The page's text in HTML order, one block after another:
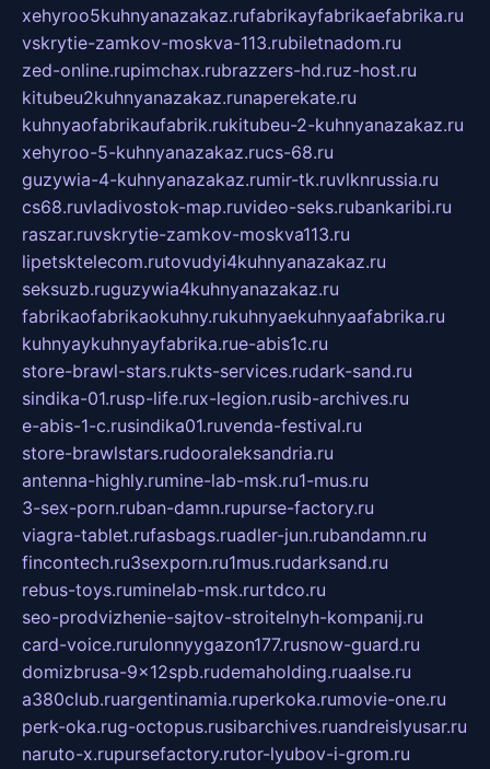
xehyroo5kuhnyanazakaz.rufabrikayfabrikaefabrika.ru
vskrytie-zamkov-moskva-113.rubiletnadom.ru
zed-online.rupimchax.rubrazzers-hd.ruz-host.ru
kitubeu2kuhnyanazakaz.runaperekate.ru
kuhnyaofabrikaufabrik.rukitubeu-2-kuhnyanazakaz.ru
xehyroo-5-kuhnyanazakaz.rucs-68.ru
guzywia-4-kuhnyanazakaz.rumir-tk.ruvlknrussia.ru
cs68.ruvladivostok-map.ruvideo-seks.rubankaribi.ru
raszar.ruvskrytie-zamkov-moskva113.ru
lipetsktelecom.rutovudyi4kuhnyanazakaz.ru
seksuzb.ruguzywia4kuhnyanazakaz.ru
fabrikaofabrikaokuhny.rukuhnyaekuhnyaafabrika.ru
kuhnyaykuhnyayfabrika.rue-abis1c.ru
store-brawl-stars.rukts-services.rudark-sand.ru
sindika-01.rusp-life.rux-legion.rusib-archives.ru
e-abis-1-c.rusindika01.ruvenda-festival.ru
store-brawlstars.rudooraleksandria.ru
antenna-highly.rumine-lab-msk.ru1-mus.ru
3-sex-porn.ruban-damn.rupurse-factory.ru
viagra-tablet.rufasbags.ruadler-jun.rubandamn.ru
fincontech.ru3sexporn.ru1mus.rudarksand.ru
rebus-toys.ruminelab-msk.rurtdco.ru
seo-prodvizhenie-sajtov-stroitelnyh-kompanij.ru
card-voice.rurulonnyygazon177.rusnow-guard.ru
domizbrusa-9x12spb.rudemaholding.ruaalse.ru
a380club.ruargentinamia.ruperkoka.rumovie-one.ru
perk-oka.rug-octopus.rusibarchives.ruandreislyusar.ru
naruto-x.rupursefactory.rutor-lyubov-i-grom.ru